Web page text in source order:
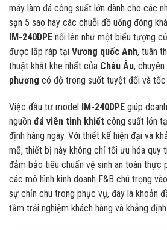
máy làm đá công suất lớn dành cho các
sạn 5 sao hay các chuỗi đồ uống đông
IM-240DPE nổi lên như một biểu tượng
được lắp ráp tại Vương quốc Anh, tuân
thuật khắt khe nhất của Châu Âu,
phương có độ trong suốt tuyệt đối và
Việc đầu tư model IM-240DPE giúp
nguồn đá viên tinh khiết công suất lớn
định hàng ngày. Với thiết kế hiện đại và
mẽ, thiết bị này không chỉ tối ưu hóa quy
đảm bảo tiêu chuẩn vệ sinh an toàn thực
các mô hình kinh doanh F&B chú trọng
sự chỉn chu trong phục vụ, đây là khoản
tầm trải nghiệm khách hàng và khẳng